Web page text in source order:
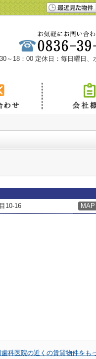
～18：00 定休日：毎日曜日、
10-16 MAP
歯科医院の近くの賃貸物件をも